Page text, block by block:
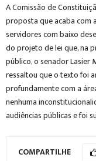
A Comissão de
proposta que acaba com
servidores com baixo
do projeto de lei que, na
público, o senador Lasier
ressaltou que o texto foi
profundamente com a
nenhuma
audiências públicas e foi
COMPARTILHE